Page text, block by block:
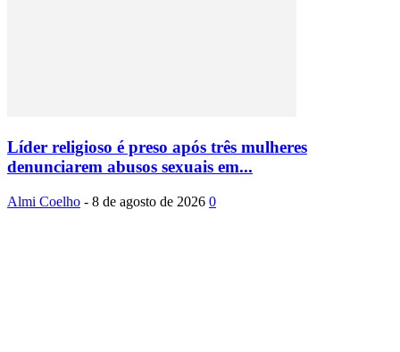
Líder religioso é preso após três mulheres
denunciarem abusos sexuais em...
Almi Coelho - 8 de agosto de 2026 0